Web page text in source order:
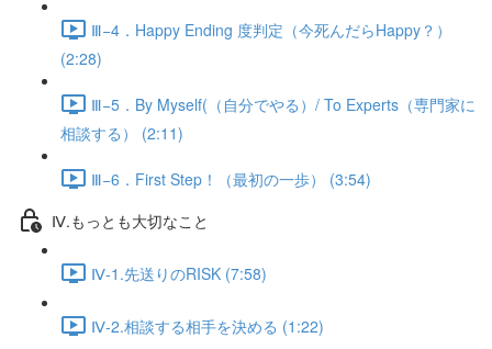
Ⅲ−4．Happy Ending 度判定（今死んだらHappy？）
(2:28)
Ⅲ−5．By Myself(（自分でやる）/ To Experts（専門家に
相談する） (2:11)
Ⅲ−6．First Step！（最初の一歩） (3:54)
Ⅳ.もっとも大切なこと
Ⅳ-1.先送りのRISK (7:58)
Ⅳ-2.相談する相手を決める (1:22)